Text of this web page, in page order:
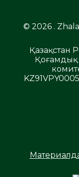
© 2026 .
Қазақстан
Қоғамдық